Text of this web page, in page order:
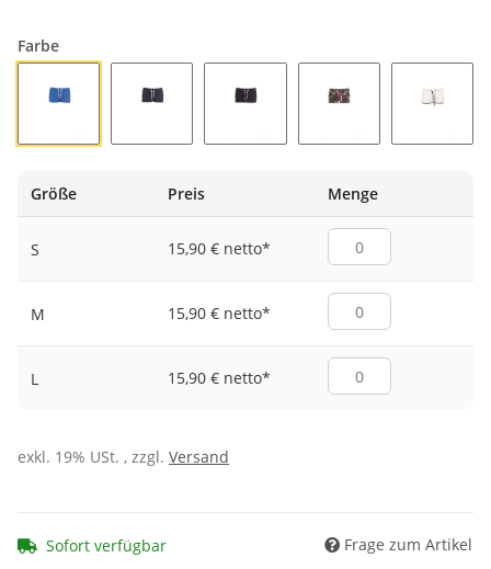
Farbe
Größe
Preis Menge
S 15,90 € netto*
M 15,90 € netto*
L 15,90 € netto*
exkl. 19% USt. , zzgl. Versand
Sofort verfügbar Frage zum Artikel